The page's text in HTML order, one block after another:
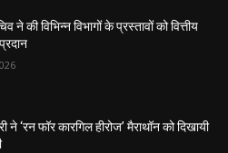
ने की विभिन्न विभागों के प्रस्तावों को वित्तीय
ने ‘रन फॉर कारगिल हीरोज’ मैराथॉन को दिखायी